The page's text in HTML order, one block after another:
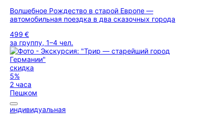
Волшебное Рождество в старой Европе —
автомобильная поездка в два сказочных города
499 €
за группу, 1–4 чел.
скидка
5%
2 часа
Пешком
индивидуальная